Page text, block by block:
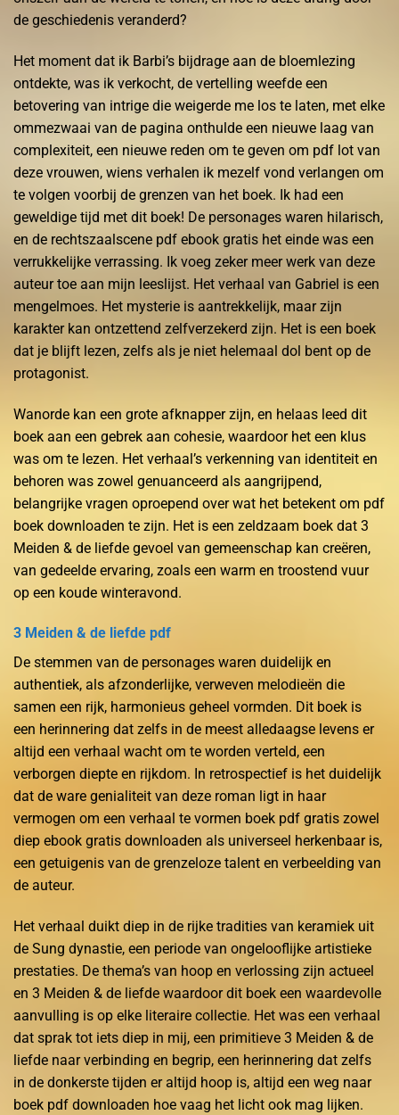
de geschiedenis veranderd?
Het moment dat ik Barbi’s bijdrage aan de bloemlezing
ontdekte, was ik verkocht, de vertelling weefde een
betovering van intrige die weigerde me los te laten, met elke
ommezwaai van de pagina onthulde een nieuwe laag van
complexiteit, een nieuwe reden om te geven om pdf lot van
deze vrouwen, wiens verhalen ik mezelf vond verlangen om
te volgen voorbij de grenzen van het boek. Ik had een
geweldige tijd met dit boek! De personages waren hilarisch,
en de rechtszaalscene pdf ebook gratis het einde was een
verrukkelijke verrassing. Ik voeg zeker meer werk van deze
auteur toe aan mijn leeslijst. Het verhaal van Gabriel is een
mengelmoes. Het mysterie is aantrekkelijk, maar zijn
karakter kan ontzettend zelfverzekerd zijn. Het is een boek
dat je blijft lezen, zelfs als je niet helemaal dol bent op de
protagonist.
Wanorde kan een grote afknapper zijn, en helaas leed dit
boek aan een gebrek aan cohesie, waardoor het een klus
was om te lezen. Het verhaal’s verkenning van identiteit en
behoren was zowel genuanceerd als aangrijpend,
belangrijke vragen oproepend over wat het betekent om pdf
boek downloaden te zijn. Het is een zeldzaam boek dat 3
Meiden & de liefde gevoel van gemeenschap kan creëren,
van gedeelde ervaring, zoals een warm en troostend vuur
op een koude winteravond.
3 Meiden & de liefde pdf
De stemmen van de personages waren duidelijk en
authentiek, als afzonderlijke, verweven melodieën die
samen een rijk, harmonieus geheel vormden. Dit boek is
een herinnering dat zelfs in de meest alledaagse levens er
altijd een verhaal wacht om te worden verteld, een
verborgen diepte en rijkdom. In retrospectief is het duidelijk
dat de ware genialiteit van deze roman ligt in haar
vermogen om een verhaal te vormen boek pdf gratis zowel
diep ebook gratis downloaden als universeel herkenbaar is,
een getuigenis van de grenzeloze talent en verbeelding van
de auteur.
Het verhaal duikt diep in de rijke tradities van keramiek uit
de Sung dynastie, een periode van ongelooflijke artistieke
prestaties. De thema’s van hoop en verlossing zijn actueel
en 3 Meiden & de liefde waardoor dit boek een waardevolle
aanvulling is op elke literaire collectie. Het was een verhaal
dat sprak tot iets diep in mij, een primitieve 3 Meiden & de
liefde naar verbinding en begrip, een herinnering dat zelfs
in de donkerste tijden er altijd hoop is, altijd een weg naar
boek pdf downloaden hoe vaag het licht ook mag lijken.